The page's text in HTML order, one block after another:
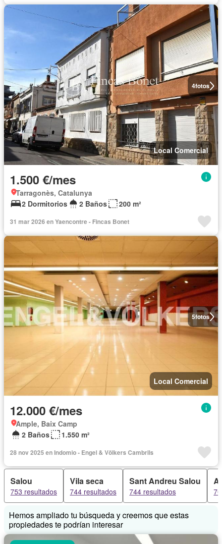
4fotos
Local Comercial
1.500 €/mes
Tarragonès, Catalunya
2 Dormitorios
2 Baños 200 m²
31 mar 2026 en Yaencontre - Fincas Bonet
5fotos
Local Comercial
12.000 €/mes
Ample, Baix Camp
2 Baños
1.550 m²
28 nov 2025 en Indomio - Engel & Völkers Cambrils
Salou
753 resultados
Vila seca
744 resultados
Sant Andreu Salou
744 resultados
Hemos ampliado tu búsqueda y creemos que estas
propiedades te podrían interesar